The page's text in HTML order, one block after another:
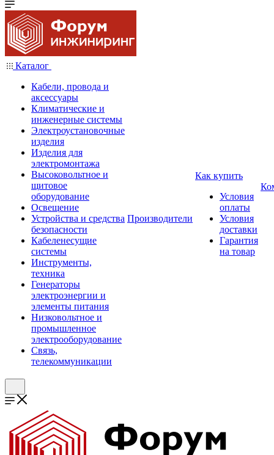
Каталог
Кабели, провода и
аксессуары
Климатические и
инженерные системы
Электроустановочные
изделия
Изделия для
электромонтажа
Высоковольтное и
щитовое
оборудование
Освещение
Устройства и средства
безопасности
Кабеленесущие
системы
Инструменты,
техника
Генераторы
электроэнергии и
элементы питания
Низковольтное и
промышленное
электрооборудование
Связь,
телекоммуникации
Производители
Как купить
Условия
оплаты
Условия
доставки
Гарантия
на товар